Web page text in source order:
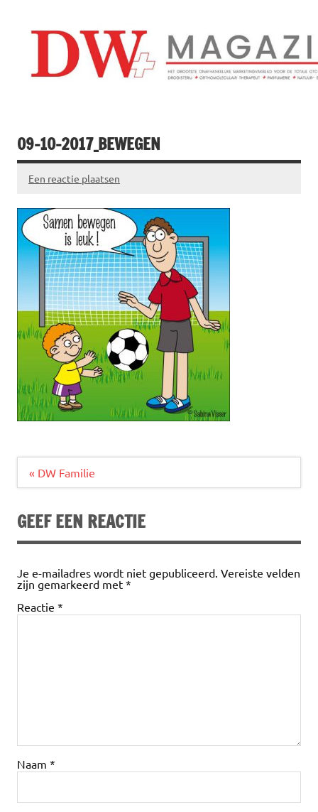
inhoud
09-10-2017_BEWEGEN
Een reactie plaatsen
Bericht
« DW Familie
GEEF EEN REACTIE
Je e-mailadres wordt niet gepubliceerd. Vereiste velden
zijn gemarkeerd met *
Reactie *
Naam *